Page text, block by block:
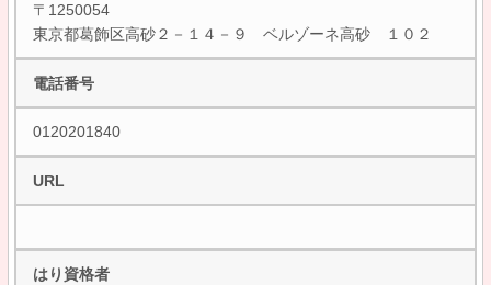
〒1250054
東京都葛飾区高砂２－１４－９ ベルゾーネ高砂 １０２
電話番号
0120201840
URL
はり資格者